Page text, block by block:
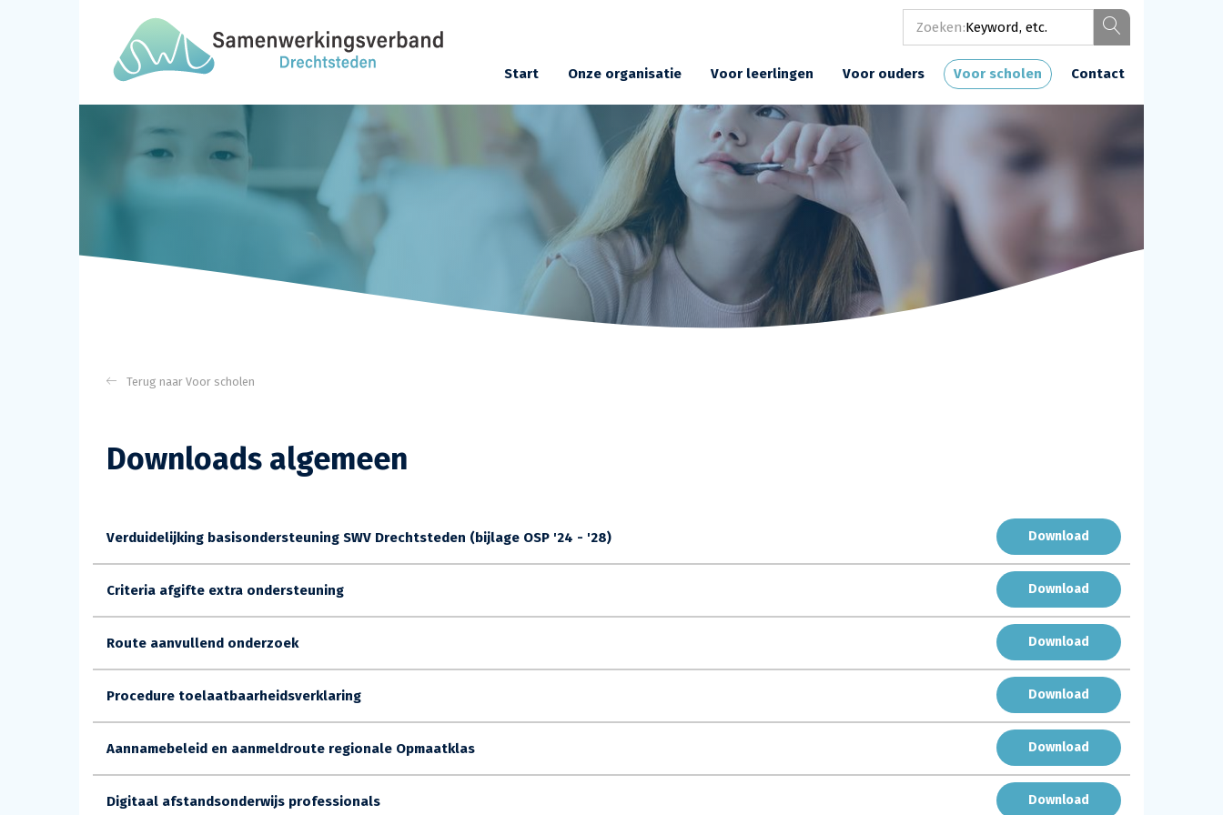
Zoeken:
Start Onze organisatie Voor leerlingen Voor ouders Voor scholen Contact
Voor scholen
Downloads algemeen
Verduidelijking basisondersteuning SWV Drechtsteden (bijlage OSP '24 - '28) Download
Criteria afgifte extra ondersteuning Download
Route aanvullend onderzoek Download
Procedure toelaatbaarheidsverklaring Download
Aannamebeleid en aanmeldroute regionale Opmaatklas Download
Digitaal afstandsonderwijs professionals Download